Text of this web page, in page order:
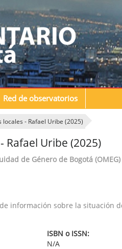
Red de observatorios
locales - Rafael Uribe (2025)
Rafael Uribe (2025)
de Género de Bogotá (OMEG)
información sobre la situación
ISBN o ISSN:
N/A